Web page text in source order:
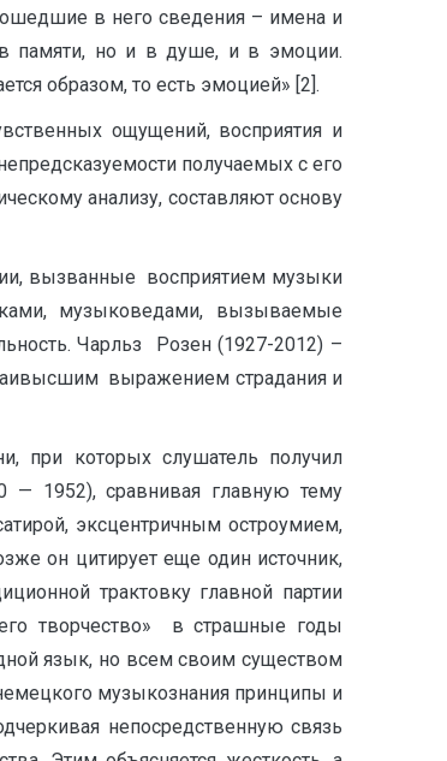
в него сведения – имена и
в памяти, но и в душе, и в эмоции.
образом, то есть эмоцией» [2].
ощущений, восприятия и
получаемых с его
анализу, составляют основу
вызванные восприятием музыки
музыковедами, вызываемые
Чарльз Розен (1927-2012) –
выражением страдания и
при которых слушатель получил
— 1952), сравнивая главную тему
эксцентричным остроумием,
он цитирует еще один источник,
трактовку главной партии
творчество» в страшные годы
язык, но всем своим существом
музыкознания принципы и
непосредственную связь